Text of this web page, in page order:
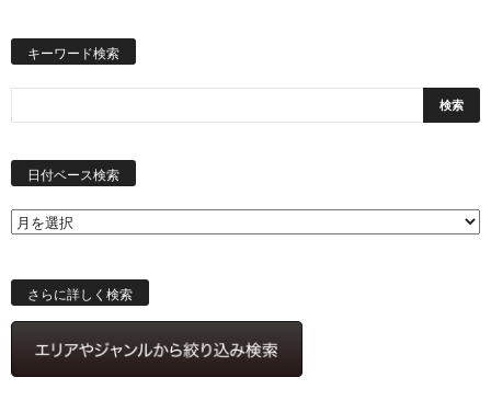
キーワード検索
日付ベース検索
さらに詳しく検索